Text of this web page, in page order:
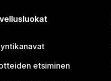
etsiminen